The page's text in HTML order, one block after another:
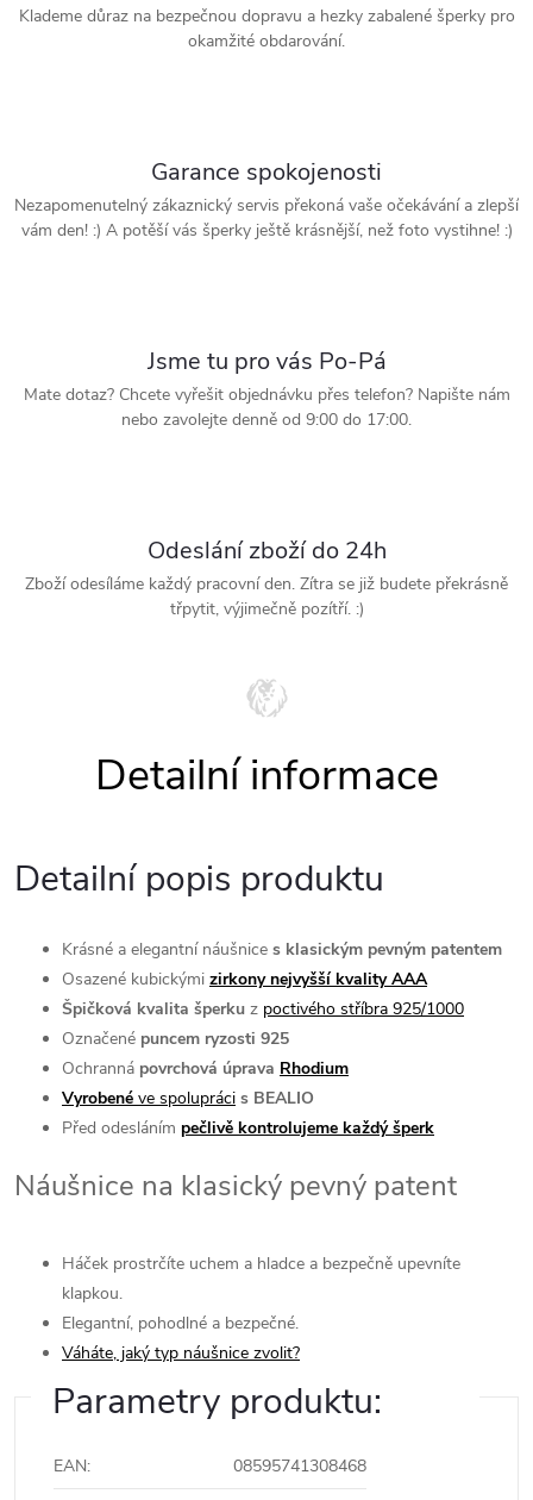
Klademe důraz na bezpečnou dopravu a hezky zabalené šperky pro
okamžité obdarování.
Garance spokojenosti
Nezapomenutelný zákaznický servis překoná vaše očekávání a zlepší
vám den! :) A potěší vás šperky ještě krásnější, než foto vystihne! :)
Jsme tu pro vás Po-Pá
Mate dotaz? Chcete vyřešit objednávku přes telefon? Napište nám
nebo zavolejte denně od 9:00 do 17:00.
Odeslání zboží do 24h
Zboží odesíláme každý pracovní den. Zítra se již budete překrásně
třpytit, výjimečně pozítří. :)
Detailní popis produktu
Krásné a elegantní náušnice s klasickým pevným patentem
Osazené kubickými zirkony nejvyšší kvality AAA
Špičková kvalita šperku z poctivého stříbra 925/1000
Označené puncem ryzosti 925
Ochranná povrchová úprava Rhodium
Vyrobené ve spolupráci s BEALIO
Před odesláním pečlivě kontrolujeme každý šperk
Náušnice na klasický pevný patent
Háček prostrčíte uchem a hladce a bezpečně upevníte
klapkou.
Elegantní, pohodlné a bezpečné.
Váháte, jaký typ náušnice zvolit?
Parametry produktu:
EAN: 08595741308468